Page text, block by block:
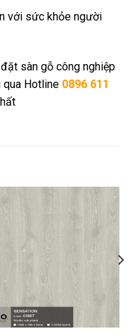
với sức khỏe người
sàn gỗ công nghiệp
qua Hotline 0896 611